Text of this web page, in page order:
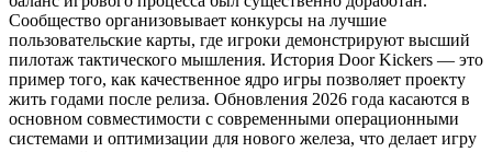
Сообщество организовывает конкурсы на лучшие
пользовательские карты, где игроки демонстрируют высший
пилотаж тактического мышления. История Door Kickers — это
пример того, как качественное ядро игры позволяет проекту
жить годами после релиза. Обновления 2026 года касаются в
основном совместимости с современными операционными
системами и оптимизации для нового железа, что делает игру